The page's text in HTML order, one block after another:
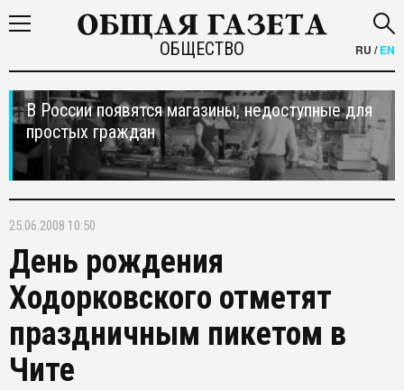
ОБЩЕСТВО RU /EN
В России появятся магазины, недоступные для
простых граждан
25.06.2008 10:50
День рождения
Ходорковского отметят
праздничным пикетом в
Чите